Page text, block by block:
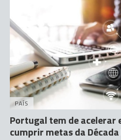
PAÍS
Portugal tem de acelerar
cumprir metas da